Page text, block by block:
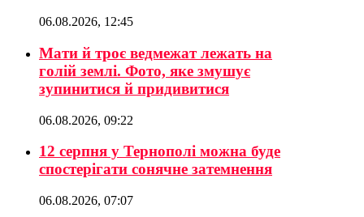
06.08.2026, 12:45
Мати й троє ведмежат лежать на
голій землі. Фото, яке змушує
зупинитися й придивитися
06.08.2026, 09:22
12 серпня у Тернополі можна буде
спостерігати сонячне затемнення
06.08.2026, 07:07